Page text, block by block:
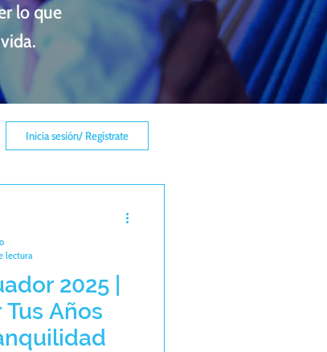
lo que
Inicia sesión/ Regístrate
2025 |
Años
lectura